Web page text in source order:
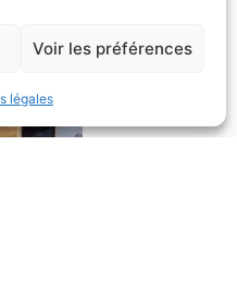
Voir les préférences
légales